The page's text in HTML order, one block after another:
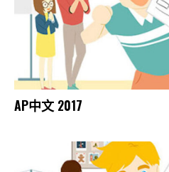
AP中文 2017